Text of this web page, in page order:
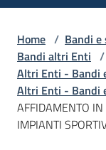
L'Agenzia
Home / Bandi
Bandi altri Enti /
Altri Enti - Bandi
Altri Enti - Bandi
AFFIDAMENTO IN
IMPIANTI